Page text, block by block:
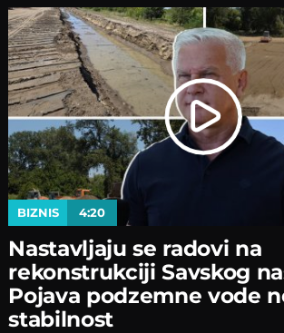
BIZNIS 4:20
Nastavljaјu se radovi na
rekonstrukciјi Savskog
Poјava podzemne vode
stabilnost